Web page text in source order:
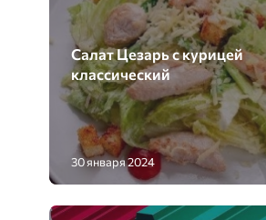
Салат Цезарь с курицей
классический
30 января 2024